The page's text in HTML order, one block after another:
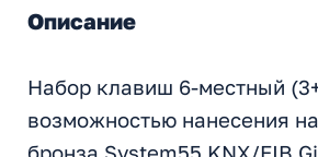
Описание
Набор клавиш 6-местный
возможностью нанесения